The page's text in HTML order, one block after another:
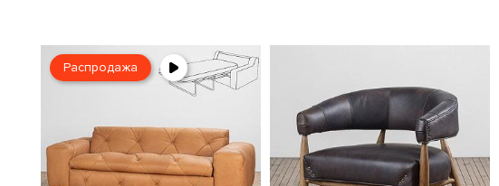
Распродажа